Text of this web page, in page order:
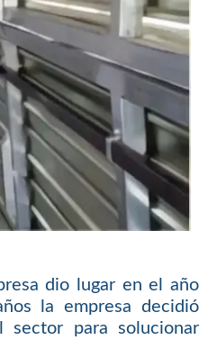
dio lugar en el año
la empresa decidió
para solucionar